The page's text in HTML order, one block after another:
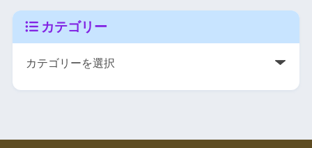
カテゴリー